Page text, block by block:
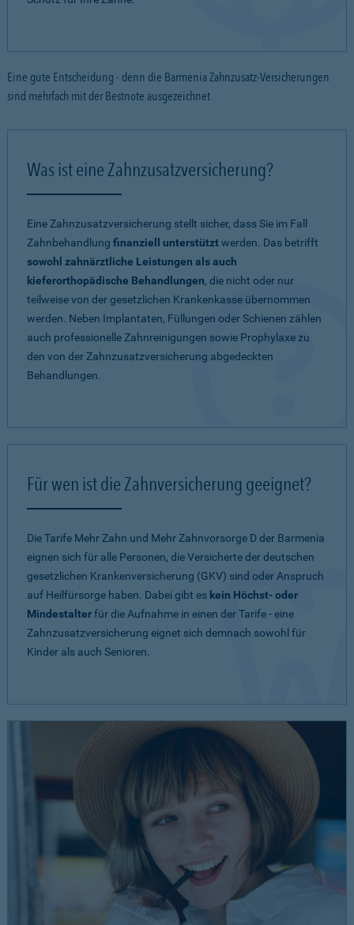
Eine gute Entscheidung - denn die Barmenia Zahnzusatz-Versicherungen
sind mehrfach mit der Bestnote ausgezeichnet
Was ist eine Zahnzusatzversicherung?
Eine Zahnzusatzversicherung stellt sicher, dass Sie im Fall
Zahnbehandlung finanziell unterstütztwerden. Das betrifft
sowohl zahnärztliche Leistungen als auch
kieferorthopädische Behandlungen, die nicht oder nur
teilweise von der gesetzlichen Krankenkasse übernommen
werden. Neben Implantaten, Füllungen oder Schienen zählen
auch professionelle Zahnreinigungen sowie Prophylaxe zu
den von der Zahnzusatzversicherung abgedeckten
Behandlungen.
Für wen ist die Zahnversicherung geeignet?
Die Tarife Mehr Zahn und Mehr Zahnvorsorge D der Barmenia
eignen sich für alle Personen, die Versicherte der deutschen
gesetzlichen Krankenversicherung (GKV) sind oder Anspruch
auf Heilfürsorge haben. Dabei gibt es kein Höchst- oder
Mindestalterfür die Aufnahme in einen der Tarife - eine
Zahnzusatzversicherung eignet sich demnach sowohl für
Kinder als auch Senioren.